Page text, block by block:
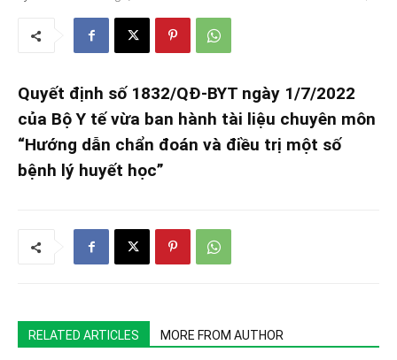
Quyết định số 1832/QĐ-BYT ngày 1/7/2022
của Bộ Y tế vừa ban hành tài liệu chuyên môn
“Hướng dẫn chẩn đoán và điều trị một số
bệnh lý huyết học”
RELATED ARTICLES MORE FROM AUTHOR